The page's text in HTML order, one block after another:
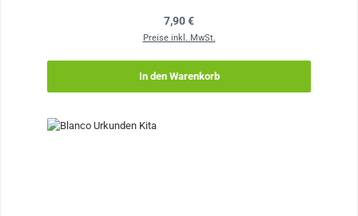
Regulärer Preis:
7,90 €
Preise inkl. MwSt.
In den Warenkorb